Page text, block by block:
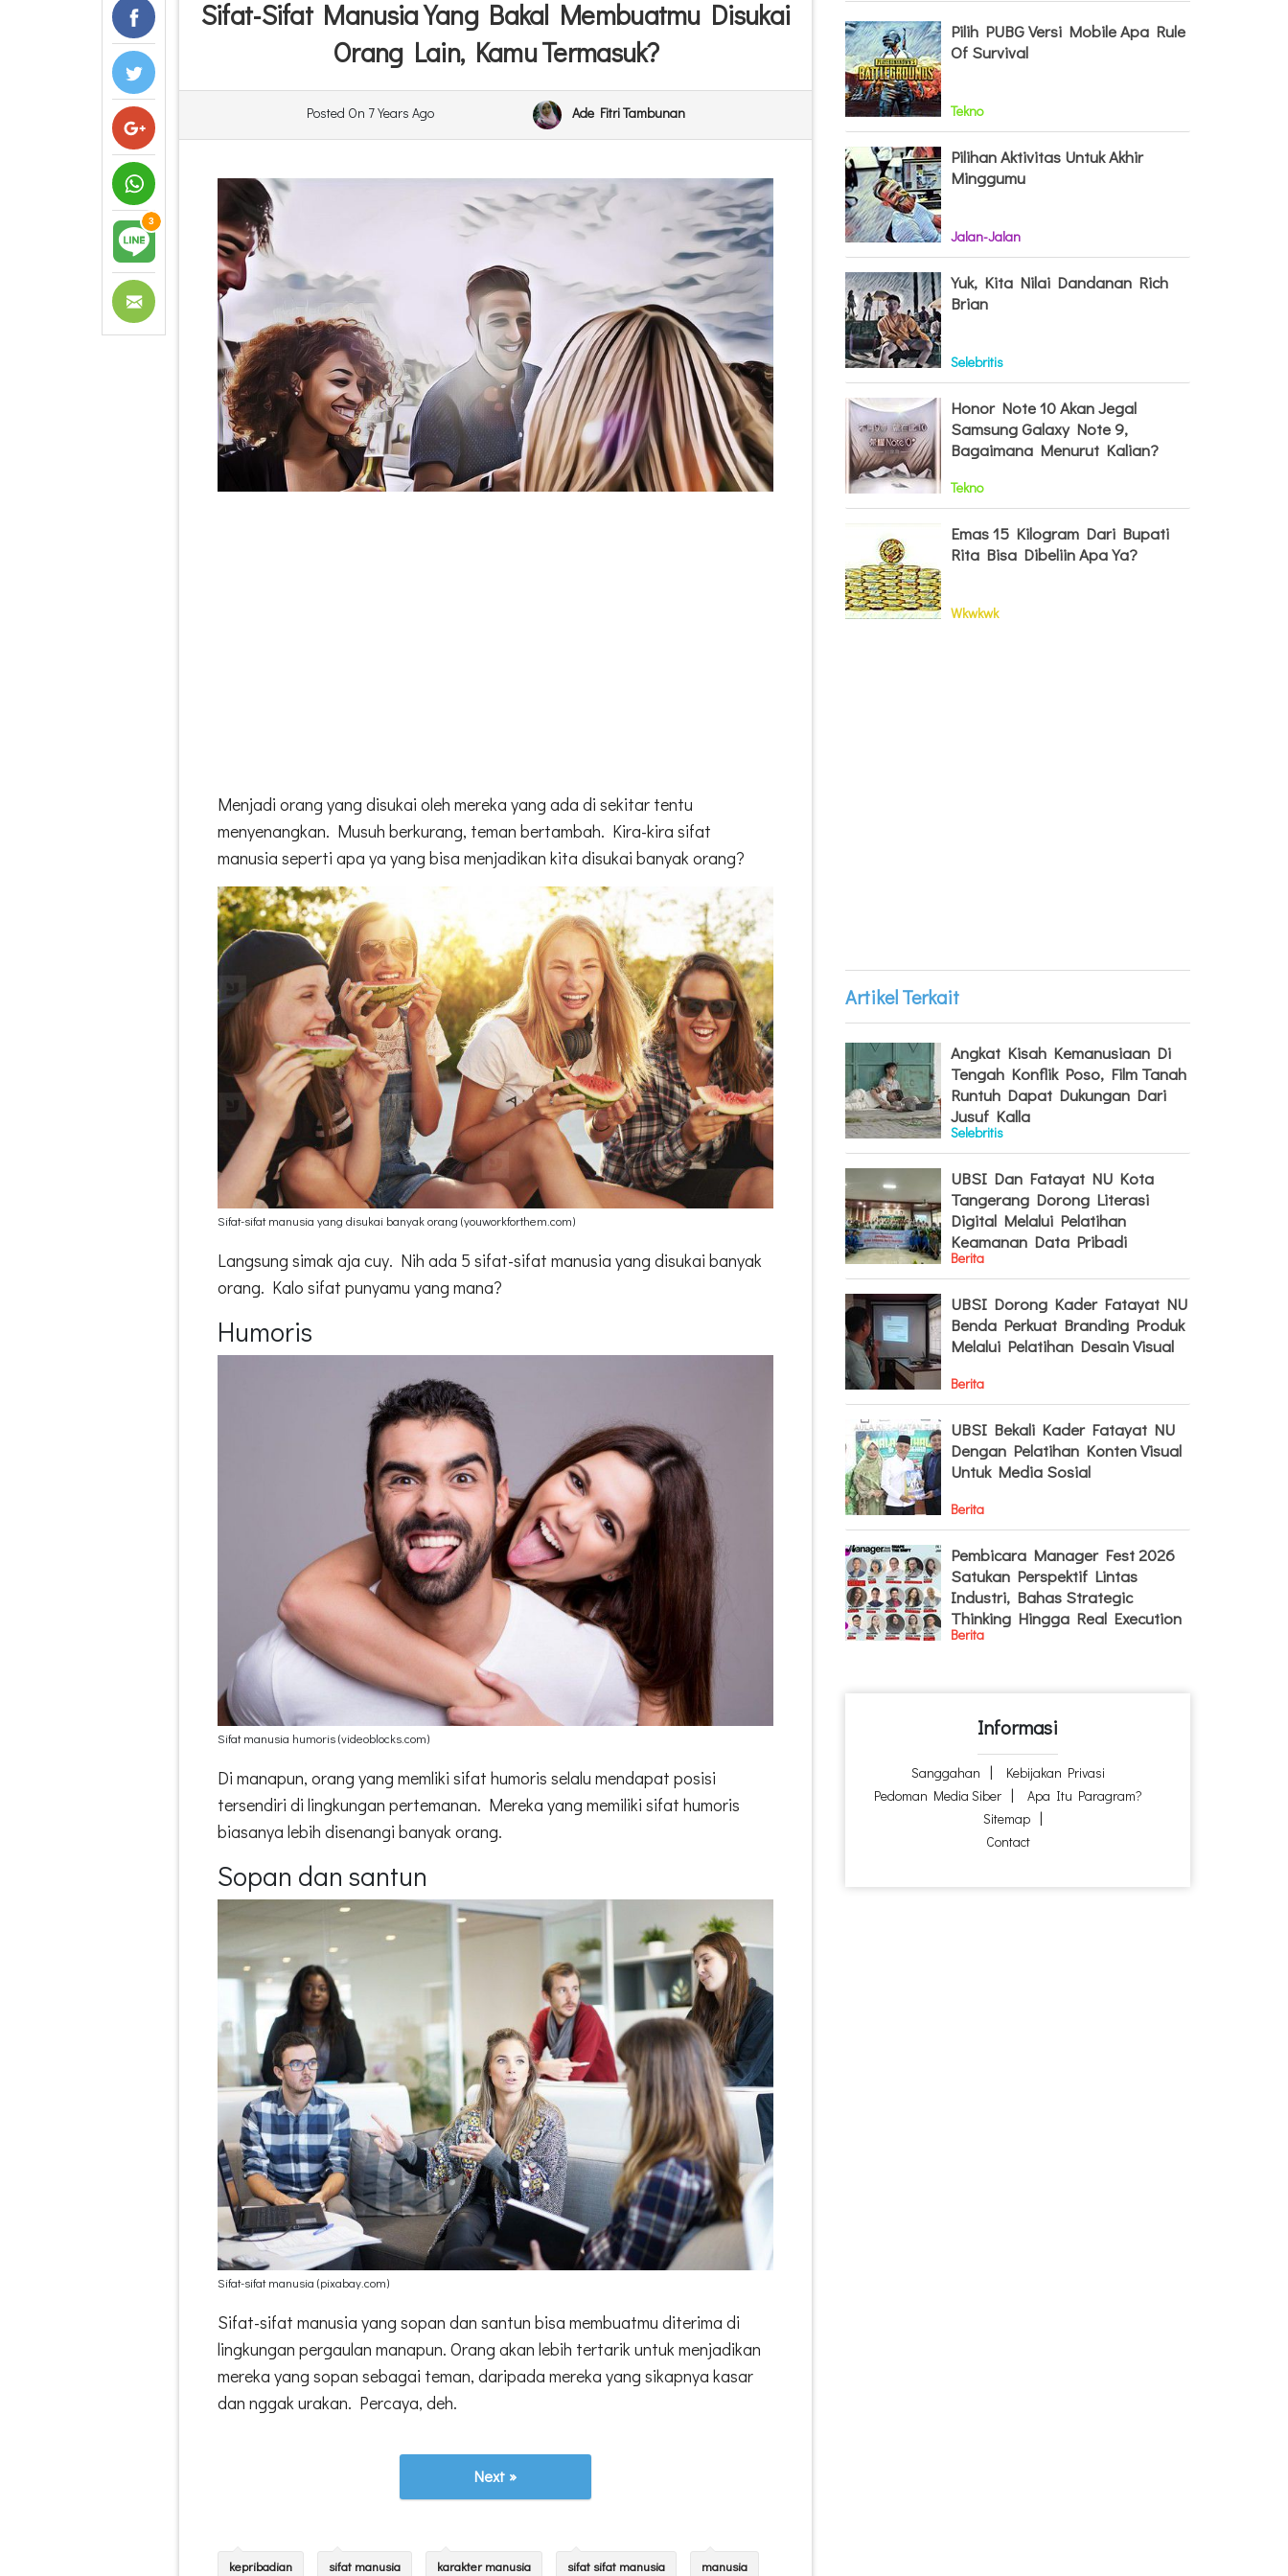
3
Sifat-Sifat Manusia Yang Bakal Membuatmu Disukai
Orang Lain, Kamu Termasuk?
Posted On 7 Years Ago Ade Fitri Tambunan
Menjadi orang yang disukai oleh mereka yang ada di sekitar tentu
menyenangkan. Musuh berkurang, teman bertambah. Kira-kira sifat
manusia seperti apa ya yang bisa menjadikan kita disukai banyak orang?
Sifat-sifat manusia yang disukai banyak orang (youworkforthem.com)
Langsung simak aja cuy. Nih ada 5 sifat-sifat manusia yang disukai banyak
orang. Kalo sifat punyamu yang mana?
Humoris
Sifat manusia humoris (videoblocks.com)
Di manapun, orang yang memliki sifat humoris selalu mendapat posisi
tersendiri di lingkungan pertemanan. Mereka yang memiliki sifat humoris
biasanya lebih disenangi banyak orang.
Sopan dan santun
Sifat-sifat manusia (pixabay.com)
Sifat-sifat manusia yang sopan dan santun bisa membuatmu diterima di
lingkungan pergaulan manapun. Orang akan lebih tertarik untuk menjadikan
mereka yang sopan sebagai teman, daripada mereka yang sikapnya kasar
dan nggak urakan. Percaya, deh.
Next »
kepribadian sifat manusia karakter manusia sifat sifat manusia manusia
Pilih PUBG Versi Mobile Apa Rule
Of Survival
Tekno
Pilihan Aktivitas Untuk Akhir
Minggumu
Jalan-Jalan
Yuk, Kita Nilai Dandanan Rich
Brian
Selebritis
Honor Note 10 Akan Jegal
Samsung Galaxy Note 9,
Bagaimana Menurut Kalian?
Tekno
Emas 15 Kilogram Dari Bupati
Rita Bisa Dibeliin Apa Ya?
Wkwkwk
Artikel Terkait
Angkat Kisah Kemanusiaan Di
Tengah Konflik Poso, Film Tanah
Runtuh Dapat Dukungan Dari
Jusuf Kalla
Selebritis
UBSI Dan Fatayat NU Kota
Tangerang Dorong Literasi
Digital Melalui Pelatihan
Keamanan Data Pribadi
Berita
UBSI Dorong Kader Fatayat NU
Benda Perkuat Branding Produk
Melalui Pelatihan Desain Visual
Berita
UBSI Bekali Kader Fatayat NU
Dengan Pelatihan Konten Visual
Untuk Media Sosial
Berita
Pembicara Manager Fest 2026
Satukan Perspektif Lintas
Industri, Bahas Strategic
Thinking Hingga Real Execution
Berita
Informasi
Sanggahan
Kebijakan Privasi
Pedoman Media Siber
Apa Itu Paragram?
Sitemap
Contact